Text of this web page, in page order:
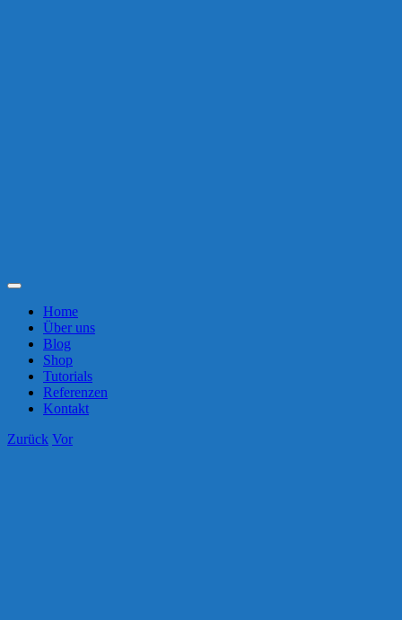
Toggle
NavigationHome
Über uns
Blog
Shop
Tutorials
Referenzen
Kontakt
Zurück Vor